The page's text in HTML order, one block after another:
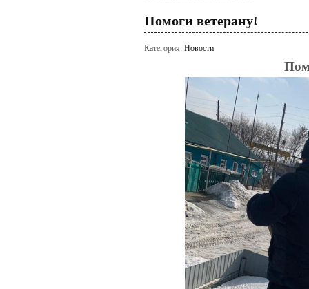
Помоги ветерану!
Категория: Новости